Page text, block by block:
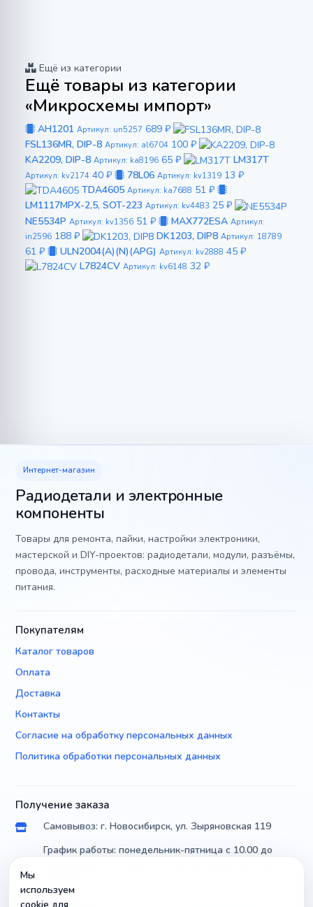
Ещё из категории
Ещё товары из категории
«Микросхемы импорт»
AH1201 Артикул: un5257 689 ₽
FSL136MR, DIP-8 Артикул: al6704 100 ₽
KA2209, DIP-8 Артикул: ka8196 65 ₽ LM317T
Артикул: kv2174 40 ₽ 78L06 Артикул: kv1319 13 ₽
TDA4605 Артикул: ka7688 51 ₽
LM1117MPX-2,5, SOT-223 Артикул: kv4483 25 ₽
NE5534P Артикул: kv1356 51 ₽ MAX772ESA Артикул:
in2596 188 ₽ DK1203, DIP8 Артикул: 18789
61 ₽ ULN2004(A)(N)(APG) Артикул: kv2888 45 ₽
L7824CV Артикул: kv6148 32 ₽
Интернет-магазин
Радиодетали и электронные
компоненты
Товары для ремонта, пайки, настройки электроники,
мастерской и DIY-проектов: радиодетали, модули, разъёмы,
провода, инструменты, расходные материалы и элементы
питания.
Покупателям
Каталог товаров
Оплата
Доставка
Контакты
Согласие на обработку персональных данных
Политика обработки персональных данных
Получение заказа
Самовывоз: г. Новосибирск, ул. Зыряновская 119
График работы: понедельник-пятница с 10.00 до
Доставка по России почтой и транспортными
Мы
используем